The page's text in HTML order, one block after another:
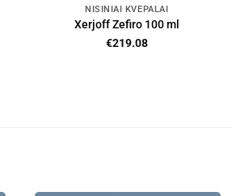
NIŠINIAI KVEPALAI
Xerjoff Zefiro 100 ml
€219.08